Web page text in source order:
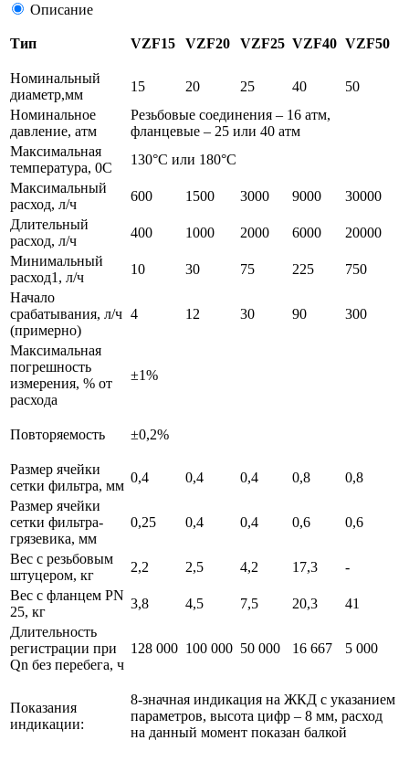
Описание
Тип VZF15 VZF20 VZF25 VZF40 VZF50
Номинальный
диаметр,мм
15 20 25 40
50
Номинальное
давление, атм
Резьбовые соединения – 16 атм,
фланцевые – 25 или 40 атм
Максимальная
температура, 0C
130°C или 180°C
Максимальный
расход, л/ч
600 1500 3000 9000
30000
Длительный
расход, л/ч
400 1000 2000 6000
20000
Минимальный
расход1, л/ч
10 30 75 225
750
Начало
срабатывания, л/ч
(примерно)
4 12 30 90 300
Максимальная
погрешность
измерения, % от
расхода
±1%
Повторяемость ±0,2%
Размер ячейки
сетки фильтра, мм
0,4 0,4 0,4 0,8
0,8
Размер ячейки
сетки фильтра-
грязевика, мм
0,25 0,4 0,4 0,6 0,6
Вес с резьбовым
штуцером, кг
2,2 2,5 4,2 17,3
-
Вес с фланцем PN
25, кг
3,8 4,5 7,5 20,3
41
Длительность
регистрации при
Qn без перебега, ч
128 000 100 000 50 000 16 667 5 000
Показания
индикации:
8-значная индикация на ЖКД с указанием
параметров, высота цифр – 8 мм, расход
на данный момент показан балкой